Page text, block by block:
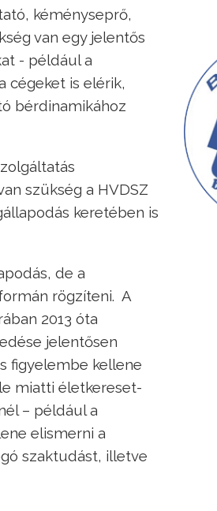
kéményseprő,
van egy jelentős
- például a
cégeket is elérik,
bérdinamikához
szükség a HVDSZ
keretében is
de a
rögzíteni. A
2013 óta
jelentősen
figyelembe kellene
miatti életkereset-
– például a
elismerni a
szaktudást, illetve